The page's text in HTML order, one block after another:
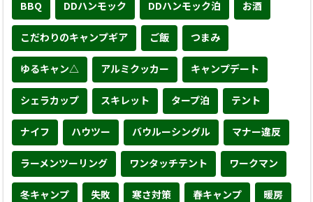
BBQ DDハンモック DDハンモック泊 お酒
こだわりのキャンプギア ご飯 つまみ
ゆるキャン△ アルミクッカー キャンプデート
シェラカップ スキレット タープ泊 テント
ナイフ ハウツー バウルーシングル マナー違反
ラーメンツーリング ワンタッチテント ワークマン
冬キャンプ 失敗 寒さ対策 春キャンプ 暖房